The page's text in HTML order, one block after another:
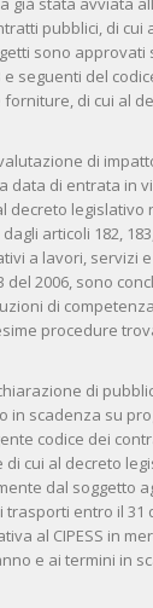
pubblici, di cui
sono approvati
e seguenti del
di cui al
di
data di entrata in
decreto legislativo
articoli 182,
a lavori, servizi
del 2006, sono
di
procedure
di
in scadenza su
codice dei
cui al decreto
dal soggetto
entro il 31
al CIPESS in
e ai termini in